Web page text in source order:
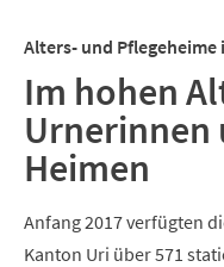
Alters- und Pflegeheime
Im hohen
Urnerinnen
Heimen
Anfang 2017 verfügten
Kanton Uri über 571